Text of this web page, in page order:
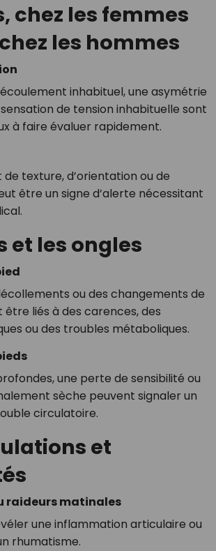
chez les femmes
les hommes
écoulement inhabituel, une asymétrie
de tension inhabituelle sont
à faire évaluer rapidement.
texture, d’orientation ou de
être un signe d’alerte nécessitant
et les ongles
ou des changements de
liés à des carences, des
ou des troubles métaboliques.
une perte de sensibilité ou
sèche peuvent signaler un
circulatoire.
et
raideurs matinales
une inflammation articulaire ou
rhumatisme.